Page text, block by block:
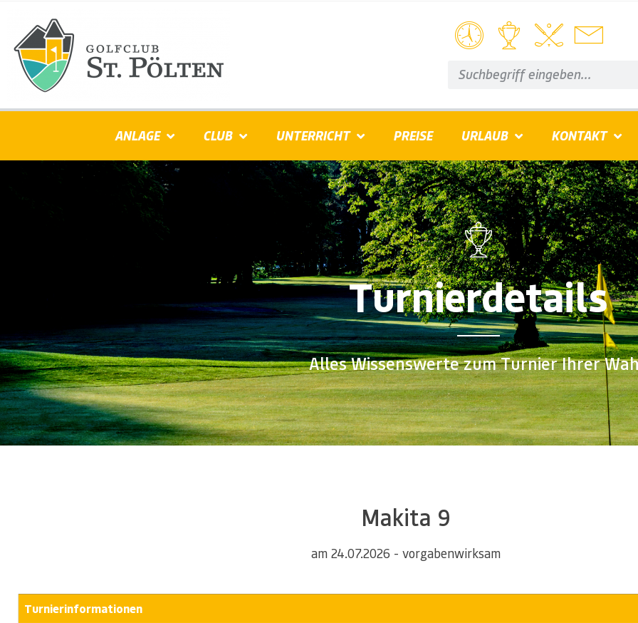
ANLAGE CLUB UNTERRICHT PREISE URLAUB KONTAKT
Turnierdetails
Alles Wissenswerte zum Turnier Ihrer
Makita 9
am 24.07.2026 - vorgabenwirksam
Turnierinformationen